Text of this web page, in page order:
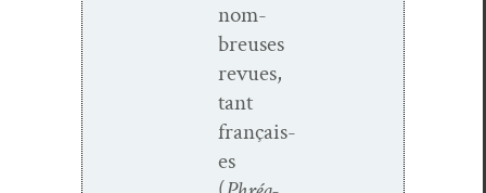
nom­
breuses
revues,
tant
français­
es